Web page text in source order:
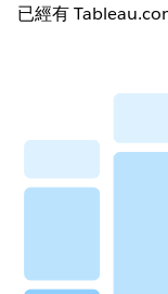
已經有